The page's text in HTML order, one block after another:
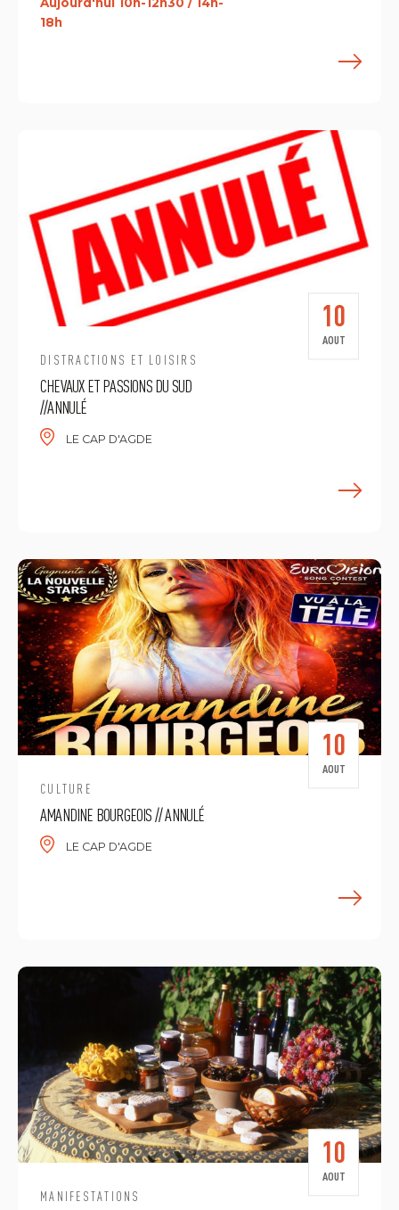
18h
DISTRACTIONS ET LOISIRS
CHEVAUX ET PASSIONS DU SUD
//ANNULÉ
LE CAP D'AGDE
10
AOUT
CULTURE
AMANDINE BOURGEOIS // ANNULÉ
LE CAP D'AGDE
10
AOUT
MANIFESTATIONS
10
AOUT